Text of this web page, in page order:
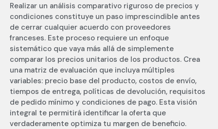
Realizar un análisis comparativo riguroso de precios y
condiciones constituye un paso imprescindible antes
de cerrar cualquier acuerdo con proveedores
franceses. Este proceso requiere un enfoque
sistemático que vaya más allá de simplemente
comparar los precios unitarios de los productos. Crea
una matriz de evaluación que incluya múltiples
variables: precio base del producto, costos de envío,
tiempos de entrega, políticas de devolución, requisitos
de pedido mínimo y condiciones de pago. Esta visión
integral te permitirá identificar la oferta que
verdaderamente optimiza tu margen de beneficio.